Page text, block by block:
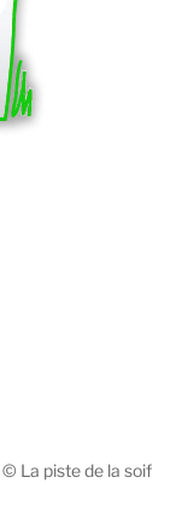
© La piste de la soif